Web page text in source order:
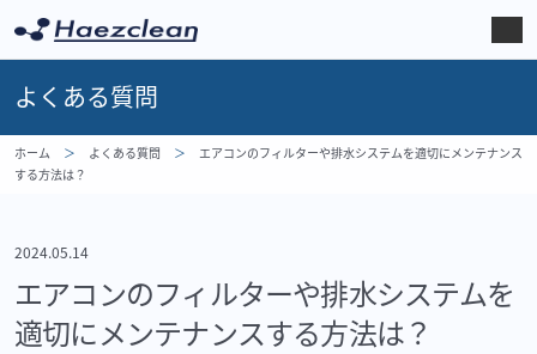
よくある質問
ホーム よくある質問
エアコンのフィルターや排水システムを適切にメンテナンス
する方法は？
2024.05.14
エアコンのフィルターや排水システムを
適切にメンテナンスする方法は？